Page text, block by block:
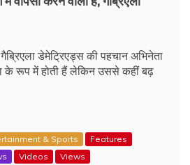
डेमेट्रिएड्स की पहचान अभिनेता
के रूप में होती हैं लेकिन उससे कहीं बढ़
& Sports
Features
Videos Views